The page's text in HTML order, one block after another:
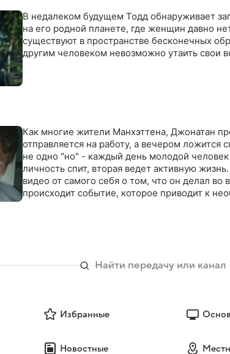
В недалеком будущем Тодд обнаруживает
на его родной планете, где женщин давно
существуют в пространстве бесконечных
другим человеком невозможно утаить свои
Как многие жители Манхэттена, Джонатан
отправляется на работу, а вечером ложится
не одно "но" - каждый день молодой
личность спит, вторая ведет активную
видео от самого себя о том, что он делал
происходит событие, которое приводит к
Избранные
Новостные